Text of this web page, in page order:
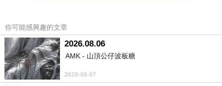
但有些事情是已經過去的。我並非未曾看過花
海，只是很久不見，多少有些懷念。溫室設在山
邊，夏天到此為止，但我們卻仍必須往盡處走
你可能感興趣的文章
2026.08.06
AMK - 山頂公仔波板糖
2026-08-07